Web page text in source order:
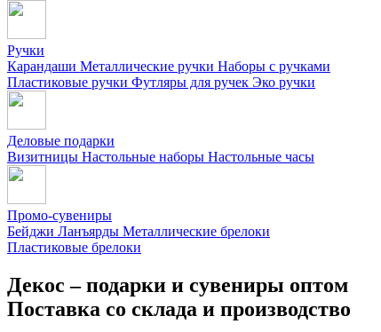
Ручки
Карандаши Металлические ручки Наборы с ручками
Пластиковые ручки Футляры для ручек Эко ручки
Деловые подарки
Визитницы Настольные наборы Настольные часы
Промо-сувениры
Бейджи Ланъярды Металлические брелоки
Пластиковые брелоки
Декос – подарки и сувениры оптом
Поставка со склада и производство